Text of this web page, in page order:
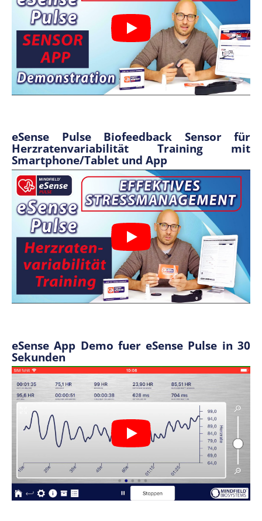
eSense Pulse Biofeedback Sensor für
Herzratenvariabilität Training mit
Smartphone/Tablet und App
eSense App Demo fuer eSense Pulse in 30
Sekunden